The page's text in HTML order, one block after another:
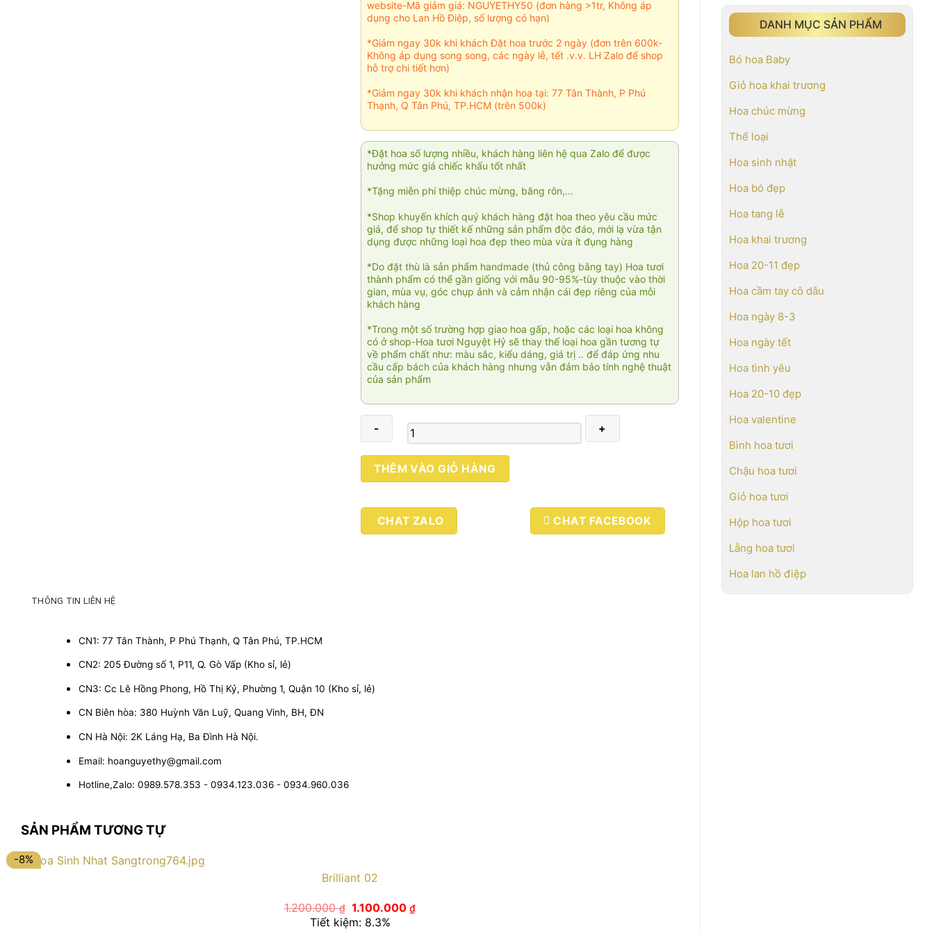
DANH MỤC SẢN PHẨM
Bó hoa Baby
Giỏ hoa khai trương
Hoa chúc mừng
Thể loại
Hoa sinh nhật
Hoa bó đẹp
Hoa tang lễ
Hoa khai trương
Hoa 20-11 đẹp
Hoa cầm tay cô dâu
Hoa ngày 8-3
Hoa ngày tết
Hoa tình yêu
Hoa 20-10 đẹp
Hoa valentine
Bình hoa tươi
Chậu hoa tươi
Giỏ hoa tươi
Hộp hoa tươi
Lẵng hoa tươi
Hoa lan hồ điệp
website-Mã giảm giá: NGUYETHY50 (đơn hàng >1tr, Không áp
dụng cho Lan Hồ Điệp, số lượng có hạn)
*Giảm ngay 30k khi khách Đặt hoa trước 2 ngày (đơn trên 600k-
Không áp dụng song song, các ngày lễ, tết .v.v. LH Zalo để shop
hỗ trợ chi tiết hơn)
*Giảm ngay 30k khi khách nhận hoa tại: 77 Tân Thành, P Phú
Thạnh, Q Tân Phú, TP.HCM (trên 500k)
*Đặt hoa số lượng nhiều, khách hàng liên hệ qua Zalo để được
hưởng mức giá chiếc khấu tốt nhất
*Tặng miễn phí thiệp chúc mừng, băng rôn,...
*Shop khuyến khích quý khách hàng đặt hoa theo yêu cầu mức
giá, để shop tự thiết kế những sản phẩm độc đáo, mới lạ vừa tận
dụng được những loại hoa đẹp theo mùa vừa ít đụng hàng
*Do đặt thù là sản phẩm handmade (thủ công bằng tay) Hoa tươi
thành phẩm có thể gần giống với mẫu 90-95%-tùy thuộc vào thời
gian, mùa vụ, góc chụp ảnh và cảm nhận cái đẹp riêng của mỗi
khách hàng
*Trong một số trường hợp giao hoa gấp, hoặc các loại hoa không
có ở shop-Hoa tươi Nguyệt Hỷ sẽ thay thế loại hoa gần tương tự
về phẩm chất như: màu sắc, kiểu dáng, giá trị .. để đáp ứng nhu
cầu cấp bách của khách hàng nhưng vẫn đảm bảo tính nghệ thuật
của sản phẩm
Classic
001
lượng
THÊM VÀO GIỎ HÀNG
CHAT ZALO CHAT FACEBOOK
THÔNG TIN LIÊN HỆ
CN1: 77 Tân Thành, P Phú Thạnh, Q Tân Phú, TP.HCM
CN2: 205 Đường số 1, P11, Q. Gò Vấp (Kho sỉ, lẻ)
CN3: Cc Lê Hồng Phong, Hồ Thị Kỷ, Phường 1, Quận 10 (Kho sỉ, lẻ)
CN Biên hòa: 380 Huỳnh Văn Luỹ, Quang Vinh, BH, ĐN
CN Hà Nội: 2K Láng Hạ, Ba Đình Hà Nội.
Email: hoanguyethy@gmail.com
Hotline,Zalo: 0989.578.353 - 0934.123.036 - 0934.960.036
SẢN PHẨM TƯƠNG TỰ
-8%
Brilliant 02
1.200.000₫ Giá
gốc
là:
1.100.000₫Giá
Tiết kiệm: 8.3%